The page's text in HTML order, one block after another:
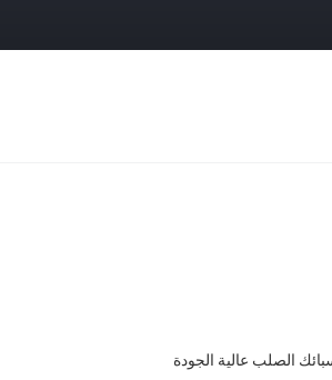
الصلب عالية الجودة